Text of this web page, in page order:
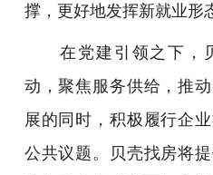
撑，更好地发挥新就业形
在党建引领之下，
动，聚焦服务供给，推
展的同时，积极履行企
公共议题。贝壳找房将